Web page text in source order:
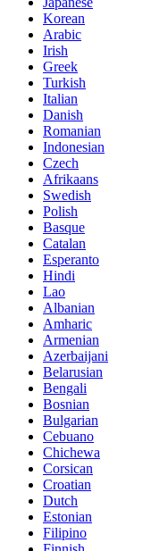
Korean
Arabic
Irish
Greek
Turkish
Italian
Danish
Romanian
Indonesian
Czech
Afrikaans
Swedish
Polish
Basque
Catalan
Esperanto
Hindi
Lao
Albanian
Amharic
Armenian
Azerbaijani
Belarusian
Bengali
Bosnian
Bulgarian
Cebuano
Chichewa
Corsican
Croatian
Dutch
Estonian
Filipino